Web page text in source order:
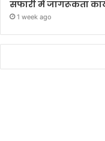
सफारी में जागरूकता
1 week ago